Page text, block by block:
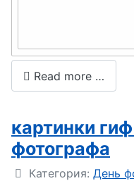
День
информатик
и
гражданско
й авиации
Read more …
картинки
фотографа
Подробности
Категория: День